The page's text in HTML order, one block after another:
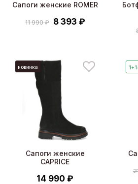
Сапоги женские ROMER
11 990 ₽ 8 393 ₽
новинка
Сапоги женские
CAPRICE
14 990 ₽